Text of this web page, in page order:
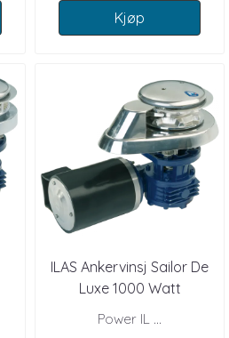
Kjøp
ILAS Ankervinsj Sailor De
Luxe 1000 Watt
Power IL ...